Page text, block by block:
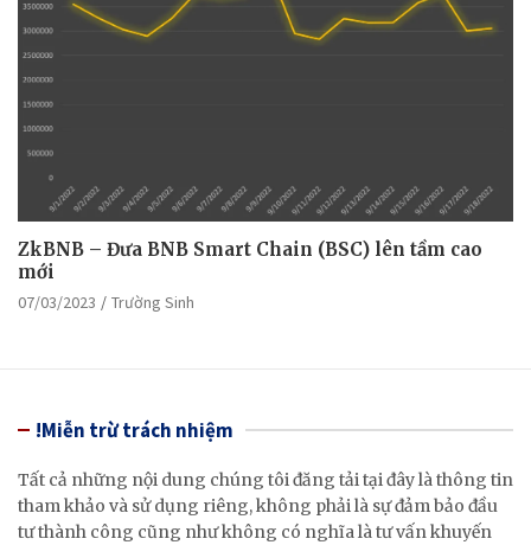
ZkBNB – Đưa BNB Smart Chain (BSC) lên tầm cao
mới
07/03/2023 Trường Sinh
!Miễn trừ trách nhiệm
Tất cả những nội dung chúng tôi đăng tải tại đây là thông tin
tham khảo và sử dụng riêng, không phải là sự đảm bảo đầu
tư thành công cũng như không có nghĩa là tư vấn khuyến